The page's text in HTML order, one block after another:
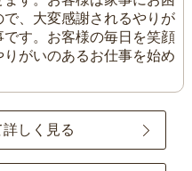
で、大変感謝されるやりが
です。お客様の毎日を笑顔
りがいのあるお仕事を始め
しく見る